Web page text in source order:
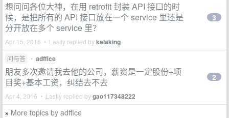
想问问各位大神，在用 retrofit 封装 API 接口的时
候，是把所有的 API 接口放在一个 service 里还是
分开放在多个 service 里？
Apr 15, 2016 • Lastly replied bykelaking
3
问与答 • adffice
朋友多次邀请我去他的公司，薪资是一定股份+项
目奖+基本工资，纠结去不去
Apr 4, 2016 • Lastly replied bygao117348222
2
» More topics by adffice